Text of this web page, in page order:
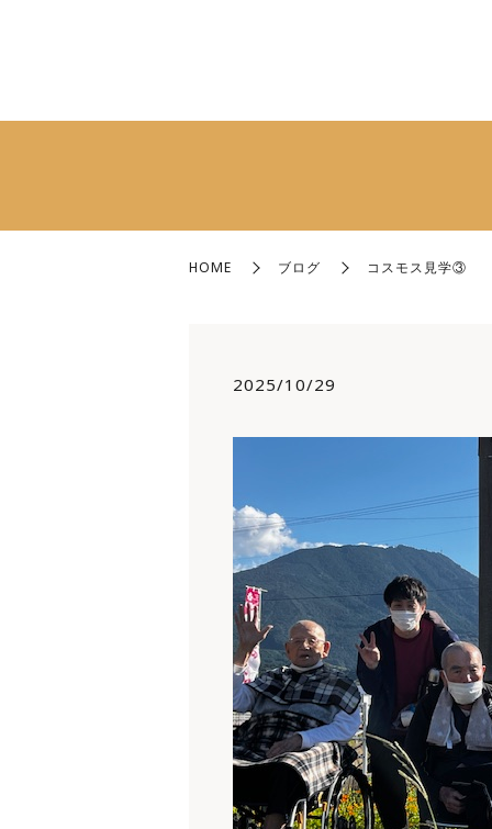
HOME ブログ コスモス見学③
2025/10/29